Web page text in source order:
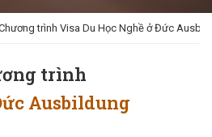
trình Visa Du Học Nghề ở Đức
trình
Ausbildung